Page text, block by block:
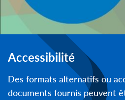
Accessibilité
Des formats alternatifs ou
documents fournis peuvent